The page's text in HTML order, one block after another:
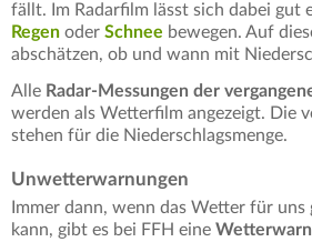
fällt. Im Radarfilm lässt sich dabei gut
Regen oder Schnee bewegen. Auf
abschätzen, ob und wann mit
Alle Radar-Messungen der
werden als Wetterfilm angezeigt. Die
stehen für die Niederschlagsmenge.
Unwetterwarnungen
Immer dann, wenn das Wetter für
kann, gibt es bei FFH eine